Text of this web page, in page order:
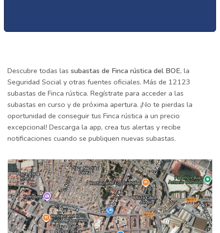
Descubre todas las subastas de Finca rústica del BOE, la
Seguridad Social y otras fuentes oficiales. Más de 12123
subastas de Finca rústica. Regístrate para acceder a las
subastas en curso y de próxima apertura. ¡No te pierdas la
oportunidad de conseguir tus Finca rústica a un precio
excepcional! Descarga la app, crea tus alertas y recibe
notificaciones cuando se publiquen nuevas subastas.